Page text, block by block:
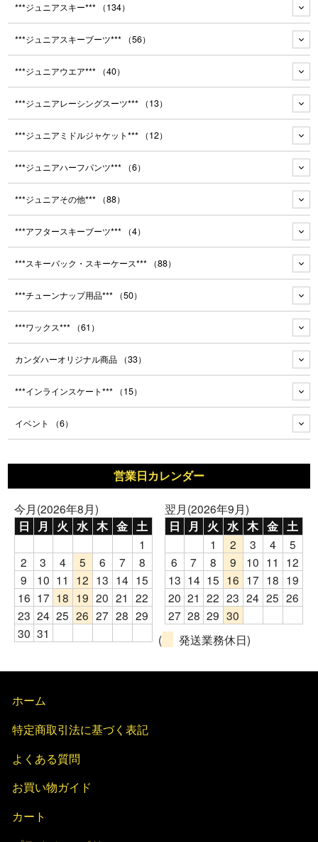
***ジュニアスキー*** （134）
***ジュニアスキーブーツ*** （56）
***ジュニアウエア*** （40）
***ジュニアレーシングスーツ*** （13）
***ジュニアミドルジャケット*** （12）
***ジュニアハーフパンツ*** （6）
***ジュニアその他*** （88）
***アフタースキーブーツ*** （4）
***スキーバック・スキーケース*** （88）
***チューンナップ用品*** （50）
***ワックス*** （61）
カンダハーオリジナル商品 （33）
***インラインスケート*** （15）
イベント （6）
営業日カレンダー
今月(2026年8月)
日 月 火 水 木 金 土
1
2
3 4 5 6 7
8
9
10 11 12 13 14 15
16 17 18 19 20 21 22
23 24 25 26 27 28 29
30 31
翌月(2026年9月)
日 月 火 水 木 金 土
1 2 3 4
5
6
7 8 9 10 11
12
13 14 15 16 17 18 19
20 21 22 23 24 25 26
27 28 29 30
(
発送業務休日)
ホーム
特定商取引法に基づく表記
よくある質問
お買い物ガイド
カート